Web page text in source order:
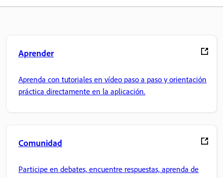
Aprender
Aprenda con tutoriales en vídeo paso a paso y orientación
práctica directamente en la aplicación.
Comunidad
Participe en debates, encuentre respuestas, aprenda de